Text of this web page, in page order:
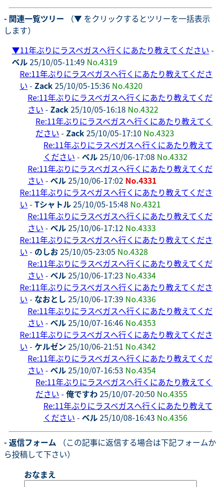
- 関連一覧ツリー （▼ をクリックするとツリーを一括表示
します）
▼11年ぶりにラスベガスへ行くにあたり教えてください -
ベル25/10/05-11:49 No.4319
Re:11年ぶりにラスベガスへ行くにあたり教えてくださ
い - Zack25/10/05-15:36 No.4320
Re:11年ぶりにラスベガスへ行くにあたり教えてくだ
さい - Zack25/10/05-16:18 No.4322
Re:11年ぶりにラスベガスへ行くにあたり教えてく
ださい - Zack25/10/05-17:10 No.4323
Re:11年ぶりにラスベガスへ行くにあたり教えて
ください - ベル25/10/06-17:08 No.4332
Re:11年ぶりにラスベガスへ行くにあたり教えてくだ
さい - ベル25/10/06-17:02 No.4331
Re:11年ぶりにラスベガスへ行くにあたり教えてくださ
い - Tシャトル25/10/05-15:48 No.4321
Re:11年ぶりにラスベガスへ行くにあたり教えてくだ
さい - ベル25/10/06-17:12 No.4333
Re:11年ぶりにラスベガスへ行くにあたり教えてくださ
い - のしお25/10/05-23:05 No.4328
Re:11年ぶりにラスベガスへ行くにあたり教えてくだ
さい - ベル25/10/06-17:23 No.4334
Re:11年ぶりにラスベガスへ行くにあたり教えてくださ
い - なおとし 25/10/06-17:39 No.4336
Re:11年ぶりにラスベガスへ行くにあたり教えてくだ
さい - ベル25/10/07-16:46 No.4353
Re:11年ぶりにラスベガスへ行くにあたり教えてくださ
い - ケルゼン 25/10/06-21:51 No.4342
Re:11年ぶりにラスベガスへ行くにあたり教えてくだ
さい - ベル25/10/07-16:53 No.4354
Re:11年ぶりにラスベガスへ行くにあたり教えてく
ださい - 俺ですわ 25/10/07-20:50 No.4355
Re:11年ぶりにラスベガスへ行くにあたり教えて
ください - ベル25/10/08-16:43 No.4356
- 返信フォーム （この記事に返信する場合は下記フォームか
ら投稿して下さい）
おなまえ